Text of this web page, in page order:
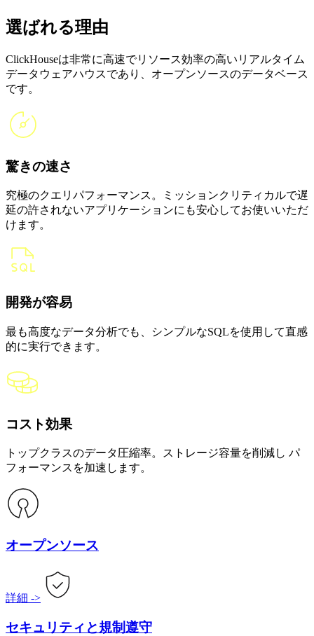
選ばれる理由
ClickHouseは非常に高速でリソース効率の高いリアルタイム
データウェアハウスであり、オープンソースのデータベース
です。
驚きの速さ
究極のクエリパフォーマンス。ミッションクリティカルで遅
延の許されないアプリケーションにも安心してお使いいただ
けます。
開発が容易
最も高度なデータ分析でも、シンプルなSQLを使用して直感
的に実行できます。
コスト効果
トップクラスのデータ圧縮率。ストレージ容量を削減し パ
フォーマンスを加速します。
オープンソース
詳細 ->
セキュリティと規制遵守